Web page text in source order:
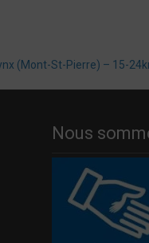
(Mont-St-Pierre) – 15-
Nous